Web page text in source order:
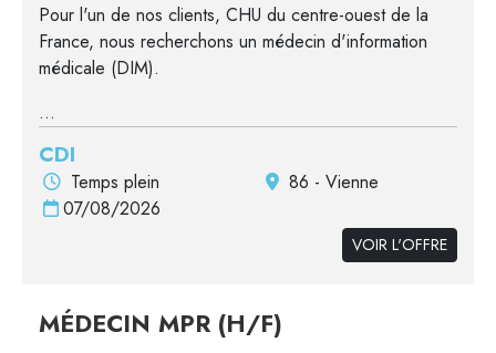
Pour l'un de nos clients, CHU du centre-ouest de la
France, nous recherchons un médecin d'information
médicale (DIM).
...
CDI
Temps plein
86 - Vienne
07/08/2026
VOIR L'OFFRE
MÉDECIN MPR (H/F)